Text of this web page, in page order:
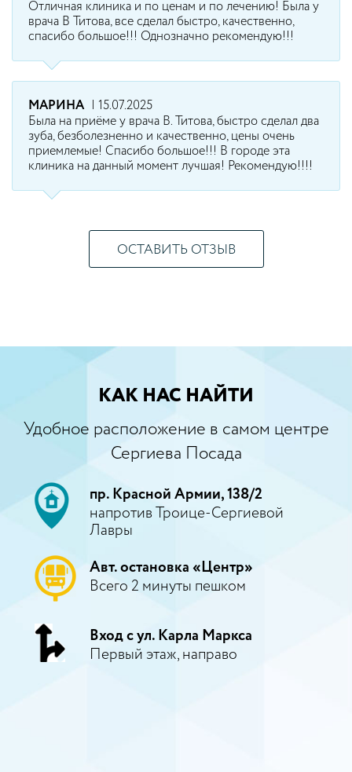
Отличная клиника и по ценам и по лечению! Была у
врача В Титова, все сделал быстро, качественно,
спасибо большое!!! Однозначно рекомендую!!!
МАРИНА
| 15.07.2025
Была на приёме у врача В. Титова, быстро сделал два
зуба, безболезненно и качественно, цены очень
приемлемые! Спасибо большое!!! В городе эта
клиника на данный момент лучшая! Рекомендую!!!!
ОСТАВИТЬ ОТЗЫВ
КАК НАС НАЙТИ
Удобное расположение в самом центре
Сергиева Посада
пр. Красной Армии, 138/2
напротив Троице-Сергиевой
Лавры
Авт. остановка «Центр»
Всего 2 минуты пешком
Вход с ул. Карла Маркса
Первый этаж, направо